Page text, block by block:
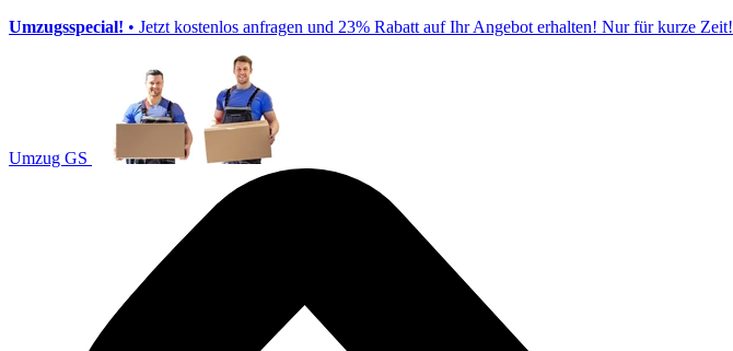
Umzugsspecial! • Jetzt kostenlos anfragen und 23% Rabatt auf Ihr Angebot erhalten! Nur für kurze Zeit!
Umzug GS